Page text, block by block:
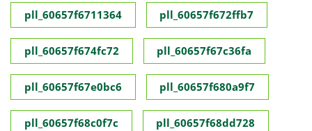
pll_60657f6711364 pll_60657f672ffb7
pll_60657f674fc72 pll_60657f67c36fa
pll_60657f67e0bc6 pll_60657f680a9f7
pll_60657f68c0f7c pll_60657f68dd728